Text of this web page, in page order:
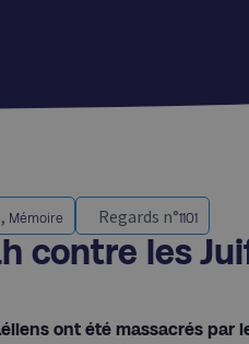
, Mémoire Regards n°1101
contre les
ont été massacrés par